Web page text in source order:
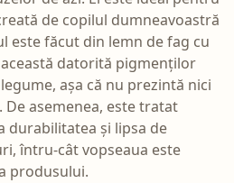
de copilul dumneavoastră
este făcut din lemn de fag cu
datorită pigmenților
așa că nu prezintă nici
asemenea, este tratat
durabilitatea și lipsa de
întru-cât vopseaua este
produsului.